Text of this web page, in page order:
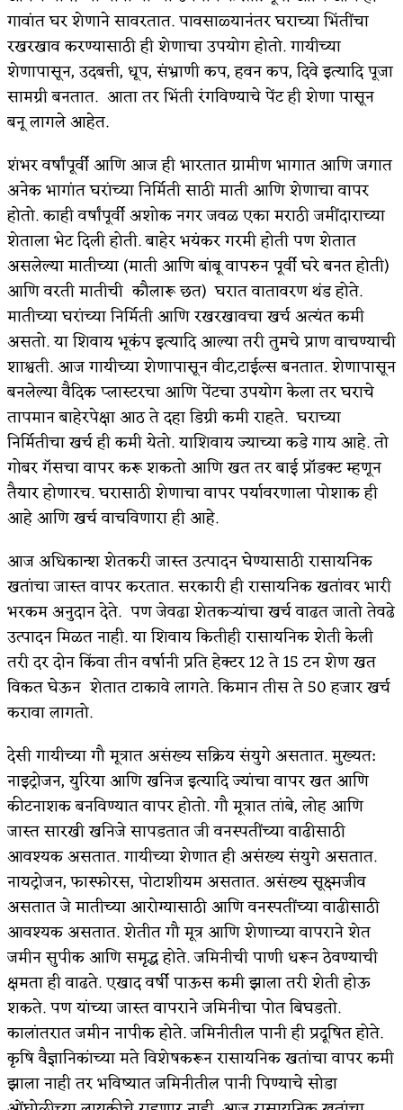
गावांत घर शेणाने सावरतात. पावसाळ्यानंतर घराच्या भिंतींचा
रखरखाव करण्यासाठी ही शेणाचा उपयोग होतो. गायीच्या
शेणापासून, उदबत्ती, धूप, संभ्राणी कप, हवन कप, दिवे इत्यादि पूजा
सामग्री बनतात. आता तर भिंती रंगविण्याचे पेंट ही शेणा पासून
बनू लागले आहेत.
शंभर वर्षांपूर्वी आणि आज ही भारतात ग्रामीण भागात आणि जगात
अनेक भागांत घरांच्या निर्मिती साठी माती आणि शेणाचा वापर
होतो. काही वर्षांपूर्वी अशोक नगर जवळ एका मराठी जमींदाराच्या
शेताला भेट दिली होती. बाहेर भयंकर गरमी होती पण शेतात
असलेल्या मातीच्या (माती आणि बांबू वापरुन पूर्वी घरे बनत होती)
आणि वरती मातीची कौलारू छत) घरात वातावरण थंड होते.
मातीच्या घरांच्या निर्मिती आणि रखरखावचा खर्च अत्यंत कमी
असतो. या शिवाय भूकंप इत्यादि आल्या तरी तुमचे प्राण वाचण्याची
शाश्वती. आज गायीच्या शेणापासून वीट,टाईल्स बनतात. शेणापासून
बनलेल्या वैदिक प्लास्टरचा आणि पेंटचा उपयोग केला तर घराचे
तापमान बाहेरपेक्षा आठ ते दहा डिग्री कमी राहते. घराच्या
निर्मितीचा खर्च ही कमी येतो. याशिवाय ज्याच्या कडे गाय आहे. तो
गोबर गॅसचा वापर करू शकतो आणि खत तर बाई प्रॉडक्ट म्हणून
तैयार होणारच. घरासाठी शेणाचा वापर पर्यावरणाला पोशाक ही
आहे आणि खर्च वाचविणारा ही आहे.
आज अधिकान्श शेतकरी जास्त उत्पादन घेण्यासाठी रासायनिक
खतांचा जास्त वापर करतात. सरकारी ही रासायनिक खतांवर भारी
भरकम अनुदान देते. पण जेवढा शेतकर्‍यांचा खर्च वाढत जातो तेवढे
उत्पादन मिळत नाही. या शिवाय कितीही रासायनिक शेती केली
तरी दर दोन किंवा तीन वर्षानी प्रति हेक्टर 12 ते 15 टन शेण खत
विकत घेऊन शेतात टाकावे लागते. किमान तीस ते 50 हजार खर्च
करावा लागतो.
देसी गायीच्या गौ मूत्रात असंख्य सक्रिय संयुगे असतात. मुख्यत:
नाइट्रोजन, युरिया आणि खनिज इत्यादि ज्यांचा वापर खत आणि
कीटनाशक बनविण्यात वापर होतो. गौ मूत्रात तांबे, लोह आणि
जास्त सारखी खनिजे सापडतात जी वनस्पतींच्या वाढीसाठी
आवश्यक असतात. गायीच्या शेणात ही असंख्य संयुगे असतात.
नायट्रोजन, फास्फोरस, पोटाशीयम असतात. असंख्य सूक्ष्मजीव
असतात जे मातीच्या आरोग्यासाठी आणि वनस्पतींच्या वाढीसाठी
आवश्यक असतात. शेतीत गौ मूत्र आणि शेणाच्या वापराने शेत
जमीन सुपीक आणि समृद्ध होते. जमिनीची पाणी धरून ठेवण्याची
क्षमता ही वाढते. एखाद वर्षी पाऊस कमी झाला तरी शेती होऊ
शकते. पण यांच्या जास्त वापराने जमिनीचा पोत बिघडतो.
कालांतरात जमीन नापीक होते. जमिनीतील पानी ही प्रदूषित होते.
कृषि वैज्ञानिकांच्या मते विशेषकरून रासायनिक खतांचा वापर कमी
झाला नाही तर भविष्यात जमिनीतील पानी पिण्याचे सोडा